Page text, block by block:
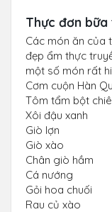
Thực đơn bữa
Các món ăn của
đẹp ẩm thực
một số món rất
Cơm cuộn Hàn
Tôm tẩm bột
Xôi đậu xanh
Giò lợn
Giò xào
Chân giò hầm
Cá nướng
Gỏi hoa chuối
Rau củ xào